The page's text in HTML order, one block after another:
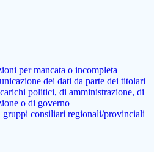
per mancata o incompleta
dei dati da parte dei titolari
politici, di amministrazione, di
o di governo
gruppi consiliari regionali/provinciali